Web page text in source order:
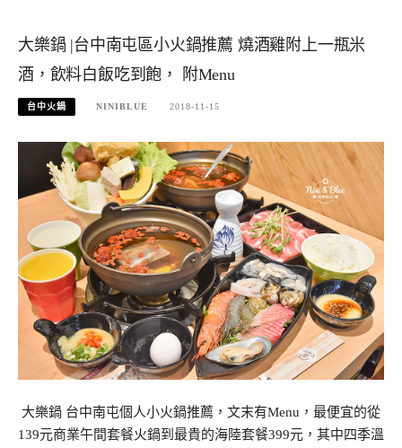
大樂鍋 |台中南屯區小火鍋推薦 燒酒雞附上一瓶米
酒，飲料白飯吃到飽， 附Menu
台中火鍋 NINIBLUE 2018-11-15
大樂鍋 台中南屯個人小火鍋推薦，文末有Menu，最便宜的從
139元商業午間套餐火鍋到最貴的海陸套餐399元，其中四季溫